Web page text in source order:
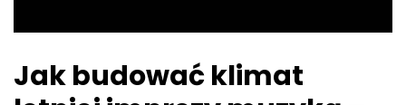
Jak budować klimat